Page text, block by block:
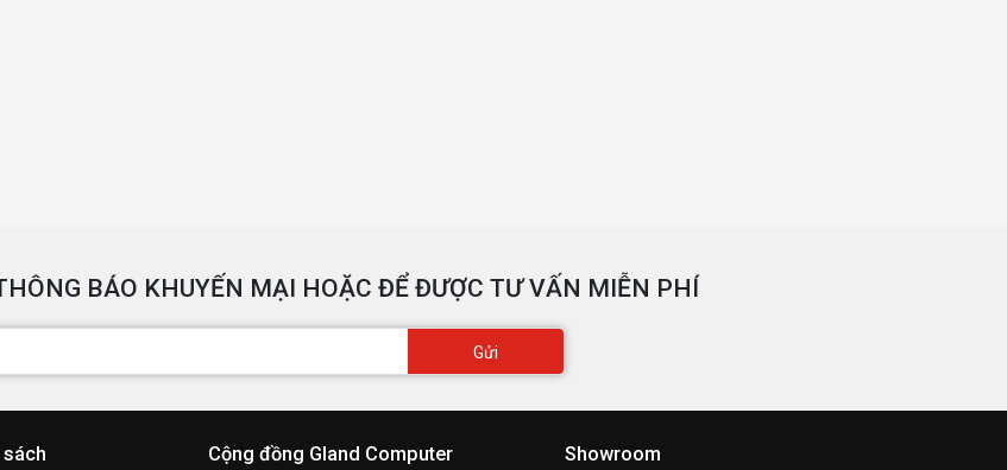
BÁO KHUYẾN MẠI HOẶC ĐỂ ĐƯỢC TƯ VẤN MIỄN PHÍ
Gửi
sách Cộng đồng Gland Computer Showroom